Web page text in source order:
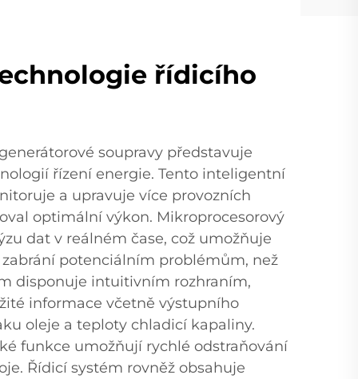
řídicího
soupravy představuje
řízení energie. Tento inteligentní
a upravuje více provozních
optimální výkon. Mikroprocesorový
dat v reálném čase, což umožňuje
potenciálním problémům, než
disponuje intuitivním rozhraním,
informace včetně výstupního
oleje a teploty chladicí kapaliny.
funkce umožňují rychlé odstraňování
Řídicí systém rovněž obsahuje